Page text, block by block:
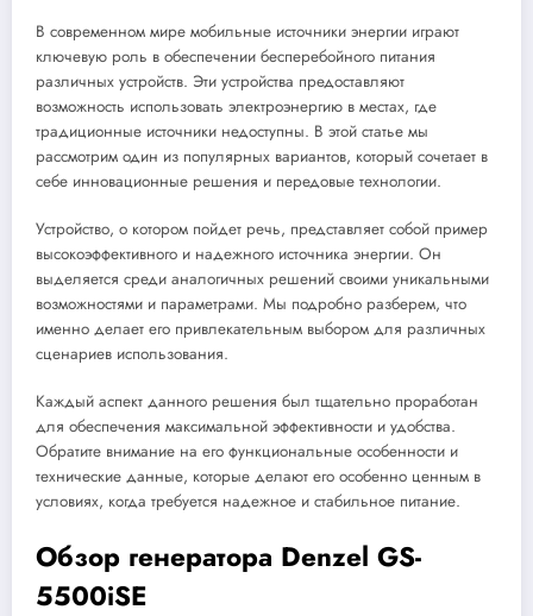
В современном мире мобильные источники энергии играют
ключевую роль в обеспечении бесперебойного питания
различных устройств. Эти устройства предоставляют
возможность использовать электроэнергию в местах, где
традиционные источники недоступны. В этой статье мы
рассмотрим один из популярных вариантов, который сочетает в
себе инновационные решения и передовые технологии.
Устройство, о котором пойдет речь, представляет собой пример
высокоэффективного и надежного источника энергии. Он
выделяется среди аналогичных решений своими уникальными
возможностями и параметрами. Мы подробно разберем, что
именно делает его привлекательным выбором для различных
сценариев использования.
Каждый аспект данного решения был тщательно проработан
для обеспечения максимальной эффективности и удобства.
Обратите внимание на его функциональные особенности и
технические данные, которые делают его особенно ценным в
условиях, когда требуется надежное и стабильное питание.
Обзор генератора Denzel GS-
5500iSE